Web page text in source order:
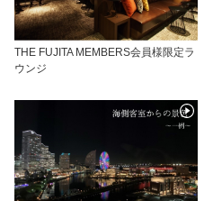
THE FUJITA MEMBERS会員様限定ラ
ウンジ